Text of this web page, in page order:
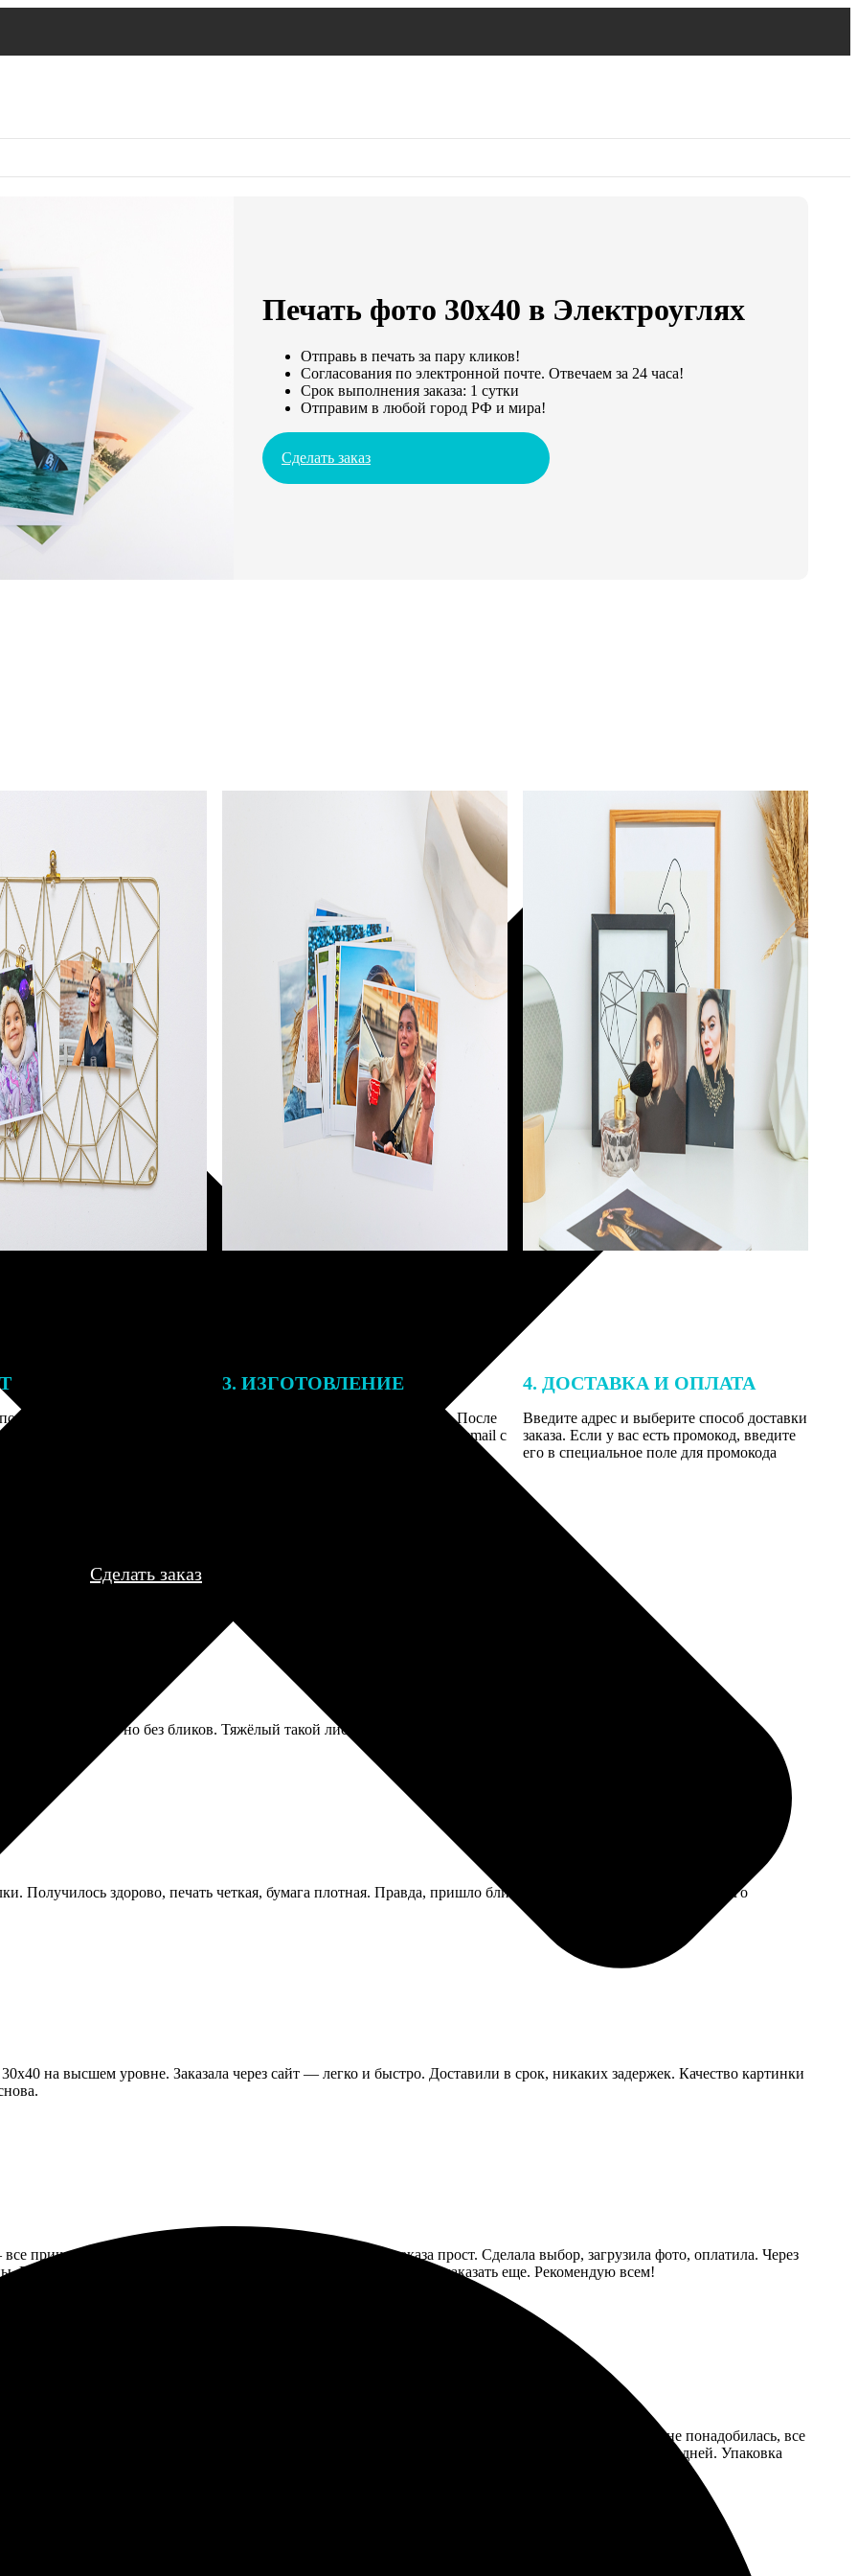
Печать фото 30х40 в Электроуглях
Отправь в печать за пару кликов!
Согласования по электронной почте. Отвечаем за 24 часа!
Срок выполнения заказа: 1 сутки
Отправим в любой город РФ и мира!
Сделать заказ
заказа к печати
могут связаться с Вами
телефону или email для
деталей.
3. ИЗГОТОВЛЕНИЕ
Оплатите заказ банковской картой. После
оплаты получите подтверждение на email с
описанием заказа. Когда отправим заказ
4. ДОСТАВКА И ОПЛАТА
Введите адрес и выберите способ доставки
заказа. Если у вас есть промокод, введите
его в специальное поле для промокода
Сделать заказ
как стекло, но без бликов. Тяжёлый такой лист. Дороговато, но для одной работы можно позволить.
Получилось здорово, печать четкая, бумага плотная. Правда, пришло ближе к концу срока доставки, немного
на высшем уровне. Заказала через сайт — легко и быстро. Доставили в срок, никаких задержек. Качество картинки
пришло быстро и без проблем. Сайт удобный, процесс заказа прост. Сделала выбор, загрузила фото, оплатила. Через
яркая, детали на месте. Очень рада результату, планирую заказать еще. Рекомендую всем!
размер 30х40. Удобный сайт с простым интерфейсом, все быстро и интуитивно. Регистрация не понадобилась, все
отредактировала по желанию. Оплатила онлайн, что очень удобно. Доставка составила несколько дней. Упаковка
отпечатков просто шикарное! Я довольна, буду пользоваться еще.